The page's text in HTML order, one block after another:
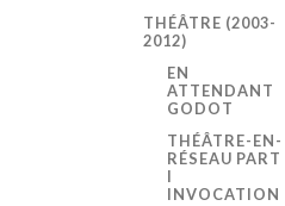
THÉÂTRE (2003-
2012)
EN
ATTENDANT
GODOT
THÉÂTRE-EN-
RÉSEAU PART
I
INVOCATION